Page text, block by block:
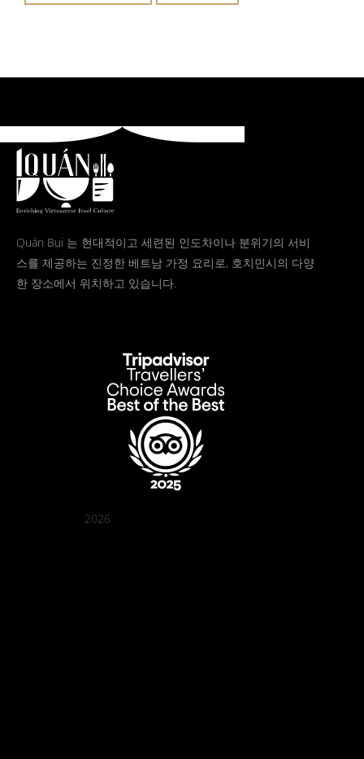
Quán Bụi 는 현대적이고 세련된 인도차이나 분위기의 서비
스를 제공하는 진정한 베트남 가정 요리로, 호치민시의 다양
한 장소에서 위치하고 있습니다.
2026